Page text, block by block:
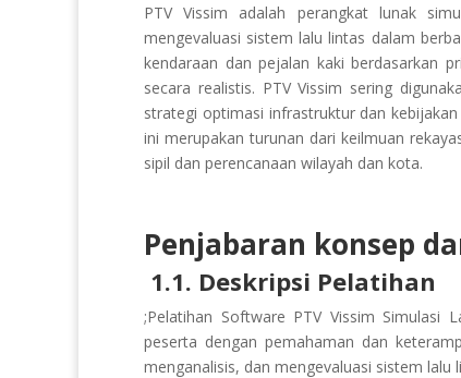
PTV Vissim adalah perangkat lunak
mengevaluasi sistem lalu lintas dalam
kendaraan dan pejalan kaki berdasarkan
secara realistis. PTV Vissim sering
strategi optimasi infrastruktur dan
ini merupakan turunan dari keilmuan
sipil dan perencanaan wilayah dan kota.
Penjabaran konsep
1.1. Deskripsi Pelatihan
;Pelatihan Software PTV Vissim Simulasi
peserta dengan pemahaman dan
menganalisis, dan mengevaluasi sistem lalu